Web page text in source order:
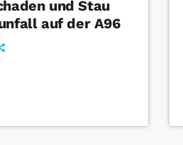
und Stau
auf der A96